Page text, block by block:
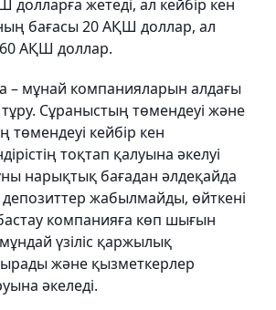
долларға жетеді, ал кейбір кен
бағасы 20 АҚШ доллар, ал
АҚШ доллар.
– мұнай компанияларын алдағы
Сұраныстың төмендеуі және
төмендеуі кейбір кен
тоқтап қалуына әкелуі
нарықтық бағадан әлдеқайда
жабылмайды, өйткені
компанияға көп шығын
үзіліс қаржылық
және қызметкерлер
әкеледі.